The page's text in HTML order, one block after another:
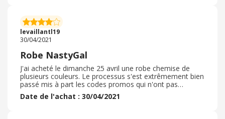
abimé. Les articles étaient conformes, et la qualité aussi.
Je n'ai pas eu besoin de retourner les produits car avec
le guide des tailles très juste, tout m'allait. Je
recommande !
levaillantl19
30/04/2021
Robe NastyGal
J'ai acheté le dimanche 25 avril une robe chemise de
plusieurs couleurs. Le processus s'est extrêmement bien
passé mis à part les codes promos qui n'ont pas
vraiment fonctionnés... Le délai de livraison a bien été
respecté puisque l'article est arrivé plus tôt que prévu, la
Date de l'achat : 30/04/2021